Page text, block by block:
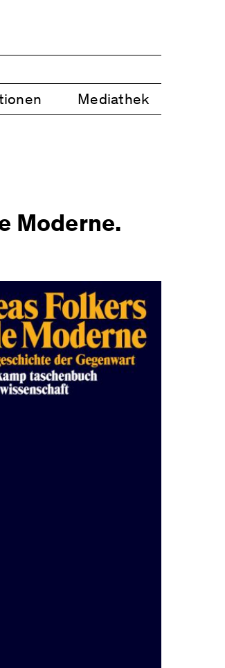
Mediathek
Moderne.